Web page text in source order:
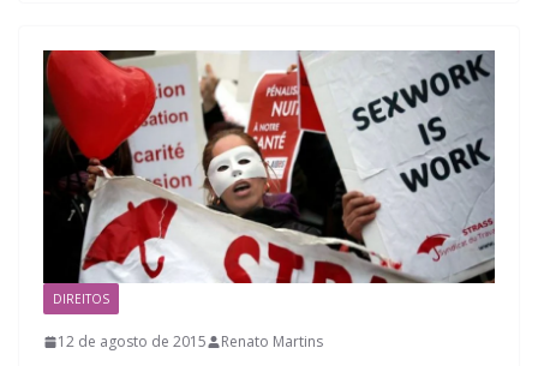
DIREITOS
12 de agosto de 2015 Renato Martins